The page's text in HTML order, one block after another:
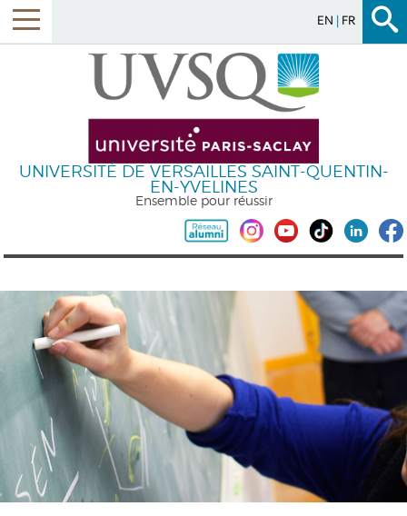
EN FR
UNIVERSITÉ DE VERSAILLES SAINT-QUENTIN-
EN-YVELINES
Ensemble pour réussir